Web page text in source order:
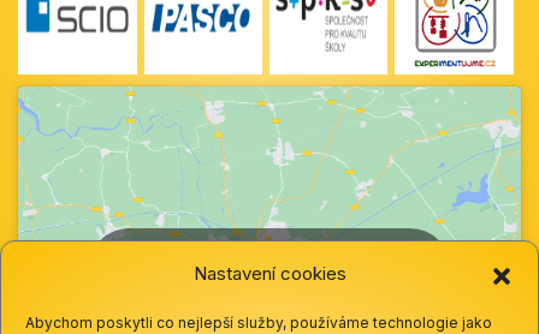
Nastavení cookies
Abychom poskytli co nejlepší služby, používáme technologie jako
cookie a povolte tento obsah